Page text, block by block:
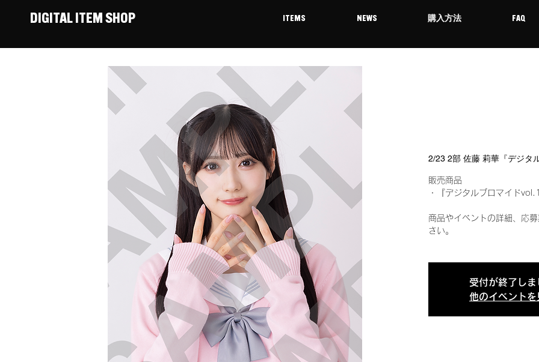
DIGITAL ITEM SHOP ITEMS NEWS 購入方法 FAQ
2/23 2部 佐藤 莉華『デジタ
販売商品
・『デジタルブロマイド
商品やイベントの詳細、応
さい。
受付が終了しま
他のイベントを